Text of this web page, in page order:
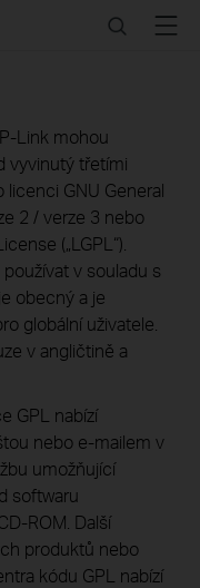
SearchMenu
Link mohou
vyvinutý třetími
GNU General
2 / verze 3 nebo
(„LGPL“).
v souladu s
obecný a je
globální uživatele.
v angličtině a
GPL nabízí
nebo e-mailem v
umožňující
softwaru
ROM. Další
produktů nebo
kódu GPL nabízí